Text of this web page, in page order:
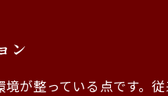
ン
が整っている点です。